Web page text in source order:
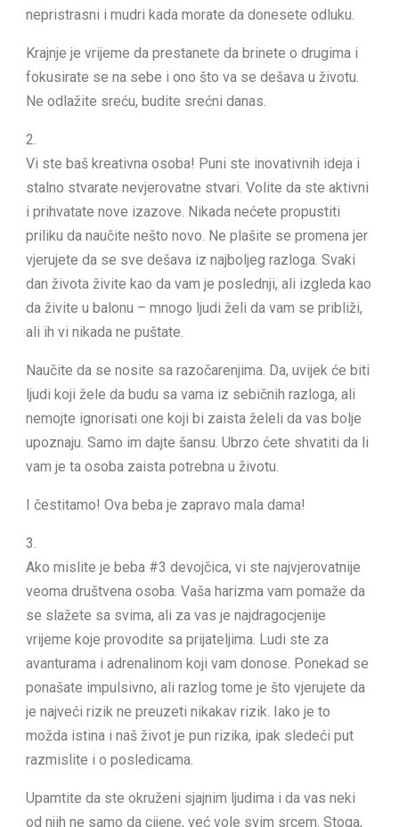
nepristrasni i mudri kada morate da donesete odluku.
Krajnje je vrijeme da prestanete da brinete o drugima i
fokusirate se na sebe i ono što va se dešava u životu.
Ne odlažite sreću, budite srećni danas.
2.
Vi ste baš kreativna osoba! Puni ste inovativnih ideja i
stalno stvarate nevjerovatne stvari. Volite da ste aktivni
i prihvatate nove izazove. Nikada nećete propustiti
priliku da naučite nešto novo. Ne plašite se promena jer
vjerujete da se sve dešava iz najboljeg razloga. Svaki
dan života živite kao da vam je poslednji, ali izgleda kao
da živite u balonu – mnogo ljudi želi da vam se približi,
ali ih vi nikada ne puštate.
Naučite da se nosite sa razočarenjima. Da, uvijek će biti
ljudi koji žele da budu sa vama iz sebičnih razloga, ali
nemojte ignorisati one koji bi zaista želeli da vas bolje
upoznaju. Samo im dajte šansu. Ubrzo ćete shvatiti da li
vam je ta osoba zaista potrebna u životu.
I čestitamo! Ova beba je zapravo mala dama!
3.
Ako mislite je beba #3 devojčica, vi ste najvjerovatnije
veoma društvena osoba. Vaša harizma vam pomaže da
se slažete sa svima, ali za vas je najdragocjenije
vrijeme koje provodite sa prijateljima. Ludi ste za
avanturama i adrenalinom koji vam donose. Ponekad se
ponašate impulsivno, ali razlog tome je što vjerujete da
je najveći rizik ne preuzeti nikakav rizik. Iako je to
možda istina i naš život je pun rizika, ipak sledeći put
razmislite i o posledicama.
Upamtite da ste okruženi sjajnim ljudima i da vas neki
od njih ne samo da cijene, već vole svim srcem. Stoga,